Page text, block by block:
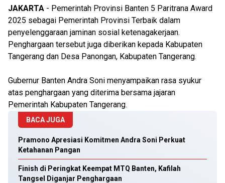
JAKARTA - Pemerintah Provinsi Banten 5 Paritrana Award
2025 sebagai Pemerintah Provinsi Terbaik dalam
penyelenggaraan jaminan sosial ketenagakerjaan.
Penghargaan tersebut juga diberikan kepada Kabupaten
Tangerang dan Desa Panongan, Kabupaten Tangerang.
Gubernur Banten Andra Soni menyampaikan rasa syukur
atas penghargaan yang diterima bersama jajaran
Pemerintah Kabupaten Tangerang.
BACA JUGA
Pramono Apresiasi Komitmen Andra Soni Perkuat
Ketahanan Pangan
Finish di Peringkat Keempat MTQ Banten, Kafilah
Tangsel Diganjar Penghargaan